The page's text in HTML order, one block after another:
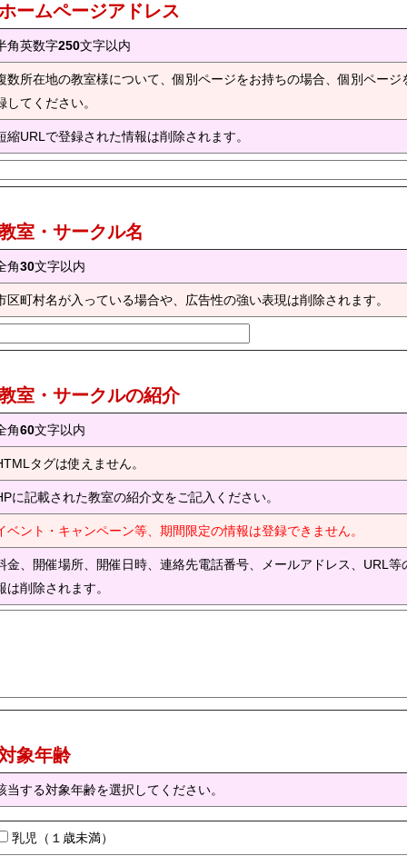
ームページアドレス
角英数字250文字以内
数所在地の教室様について、個別ページをお持ちの場合、個別ページ
してください。
縮URLで登録された情報は削除されます。
室・サークル名
角30文字以内
区町村名が入っている場合や、広告性の強い表現は削除されます。
室・サークルの紹介
角60文字以内
タグは使えません。
に記載された教室の紹介文をご記入ください。
ベント・キャンペーン等、期間限定の情報は登録できません。
金、開催場所、開催日時、連絡先電話番号、メールアドレス、URL等
は削除されます。
象年齢
当する対象年齢を選択してください。
乳児（１歳未満）